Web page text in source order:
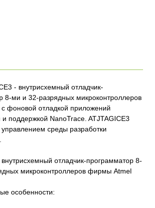
- внутрисхемный отладчик-
8-ми и 32-разрядных микроконтроллеров
фоновой отладкой приложений
и поддержкой NanoTrace. ATJTAGICE3
управлением среды разработки
отладчик-программатор 8-
микроконтроллеров фирмы Atmel
особенности: